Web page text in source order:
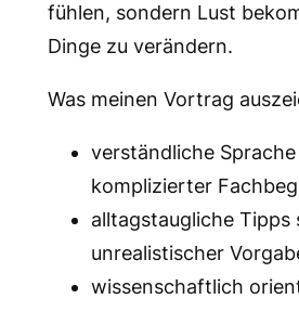
fühlen, sondern Lust
Dinge zu verändern.
Was meinen Vortrag
verständliche
komplizierter
alltagstaugliche Tipps
unrealistischer
wissenschaftlich